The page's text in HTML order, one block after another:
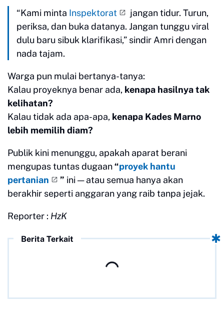
“Kami minta Inspektorat
jangan tidur. Turun,
periksa, dan buka datanya. Jangan tunggu viral
dulu baru sibuk klarifikasi,” sindir Amri dengan
nada tajam.
Warga pun mulai bertanya-tanya:
Kalau proyeknya benar ada, kenapa hasilnya tak
kelihatan?
Kalau tidak ada apa-apa, kenapa Kades Marno
lebih memilih diam?
Publik kini menunggu, apakah aparat berani
mengupas tuntas dugaan“proyek hantu
pertanian
” ini — atau semua hanya akan
berakhir seperti anggaran yang raib tanpa jejak.
Reporter : HzK
Berita Terkait